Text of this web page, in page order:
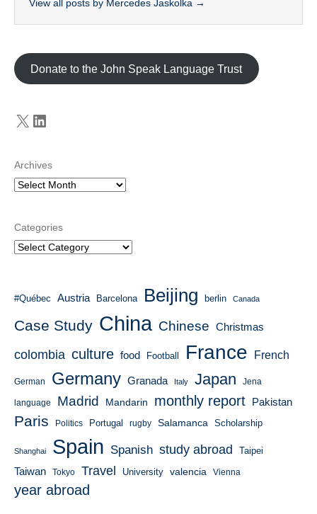
View all posts by Mercedes Jaskolka →
Donate to the John Speak Language Trust
X LinkedIn
Archives
Categories
#Québec Austria Barcelona Beijing berlin Canada
Case Study China Chinese Christmas
colombia culture food Football France French
German Germany Granada Italy Japan Jena
language Madrid Mandarin monthly report Pakistan
Paris Politics Portugal rugby Salamanca Scholarship
Shanghai Spain Spanish study abroad Taipei
Taiwan Tokyo Travel University valencia Vienna
year abroad